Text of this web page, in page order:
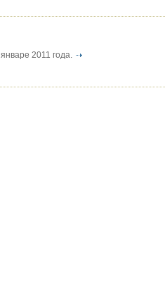
2011 года.